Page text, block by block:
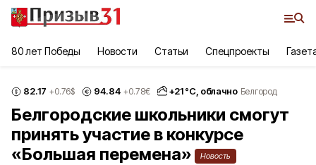
80 лет Победы Новости Статьи Спецпроекты
82.17 +0.76$ 94.84 +0.78€ +21°С, облачно Белгород
Белгородские школьники смогут
принять участие в конкурсе
«Большая перемена»
Новость